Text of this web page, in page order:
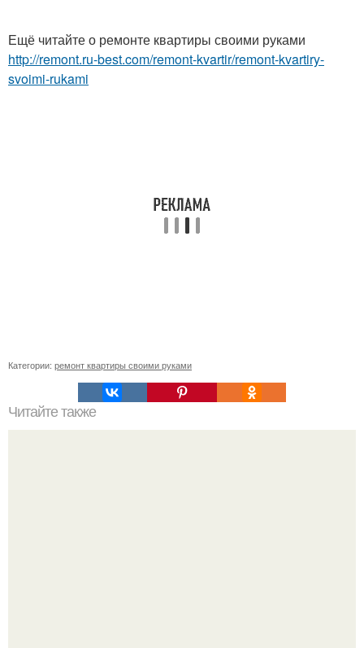
Ещё читайте о ремонте квартиры своими руками
http://remont.ru-best.com/remont-kvartir/remont-kvartiry-
svoimi-rukami
Категории: ремонт квартиры своими руками
Читайте также